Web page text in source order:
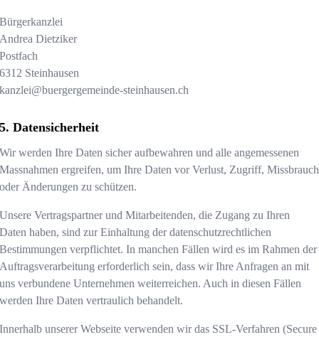
Bürgerkanzlei
Andrea Dietziker
Postfach
6312 Steinhausen
kanzlei@buergergemeinde-steinhausen.ch
Datensicherheit
Wir werden Ihre Daten sicher aufbewahren und alle angemessenen
Massnahmen ergreifen, um Ihre Daten vor Verlust, Zugriff, Missbrauch
oder Änderungen zu schützen.
Unsere Vertragspartner und Mitarbeitenden, die Zugang zu Ihren
Daten haben, sind zur Einhaltung der datenschutzrechtlichen
Bestimmungen verpflichtet. In manchen Fällen wird es im Rahmen der
Auftragsverarbeitung erforderlich sein, dass wir Ihre Anfragen an mit
uns verbundene Unternehmen weiterreichen. Auch in diesen Fällen
werden Ihre Daten vertraulich behandelt.
Innerhalb unserer Webseite verwenden wir das SSL-Verfahren (Secure